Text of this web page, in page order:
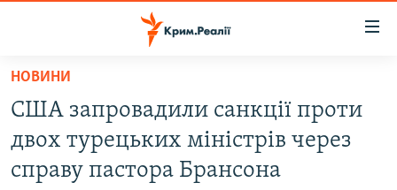
Перейти
основного
матеріалу
до
ВІДЕО ТА ФОТО
НОВИНИ
США запровадили санкції проти
двох турецьких міністрів через
справу пастора Брансона